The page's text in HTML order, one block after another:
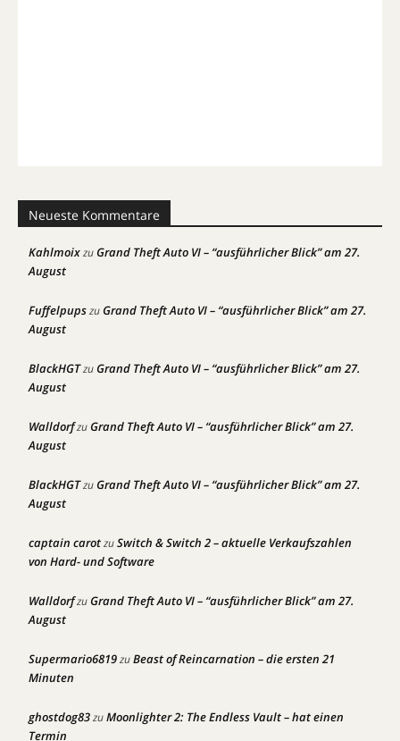
Neueste Kommentare
KahlmoixzuGrand Theft Auto VI – “ausführlicher Blick” am 27.
August
FuffelpupszuGrand Theft Auto VI – “ausführlicher Blick” am 27.
August
BlackHGTzuGrand Theft Auto VI – “ausführlicher Blick” am 27.
August
WalldorfzuGrand Theft Auto VI – “ausführlicher Blick” am 27.
August
BlackHGTzuGrand Theft Auto VI – “ausführlicher Blick” am 27.
August
captain carotzuSwitch & Switch 2 – aktuelle Verkaufszahlen
von Hard- und Software
WalldorfzuGrand Theft Auto VI – “ausführlicher Blick” am 27.
August
Supermario6819zuBeast of Reincarnation – die ersten 21
Minuten
ghostdog83zuMoonlighter 2: The Endless Vault – hat einen
Termin